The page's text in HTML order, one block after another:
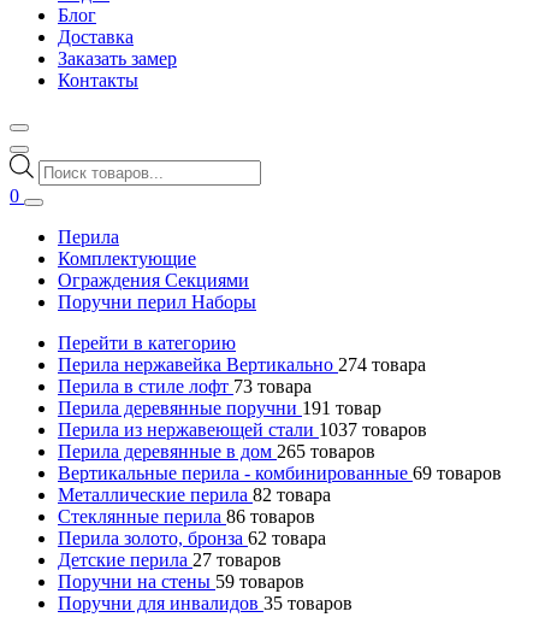
Блог
Доставка
Заказать замер
Контакты
Поиск
товаров
0
Перила
Комплектующие
Ограждения Секциями
Поручни перил Наборы
Перейти в категорию
Перила нержавейка Вертикально 274 товара
Перила в стиле лофт 73 товара
Перила деревянные поручни 191 товар
Перила из нержавеющей стали 1037 товаров
Перила деревянные в дом 265 товаров
Вертикальные перила - комбинированные 69 товаров
Металлические перила 82 товара
Стеклянные перила 86 товаров
Перила золото, бронза 62 товара
Детские перила 27 товаров
Поручни на стены 59 товаров
Поручни для инвалидов 35 товаров